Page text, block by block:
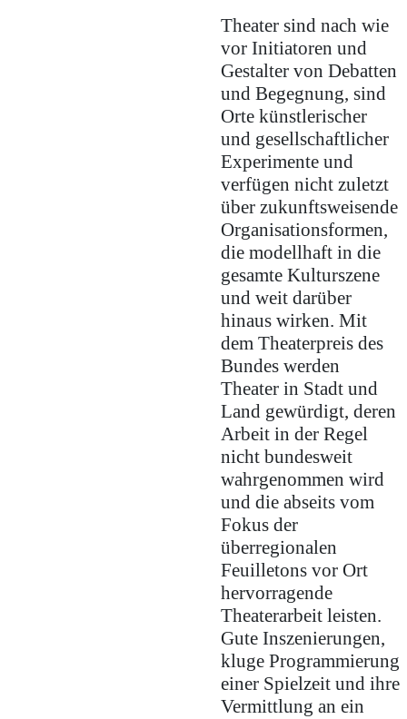
Theater sind nach wie
vor Initiatoren und
Gestalter von Debatten
und Begegnung, sind
Orte künstlerischer
und gesellschaftlicher
Experimente und
verfügen nicht zuletzt
über zukunftsweisende
Organisationsformen,
die modellhaft in die
gesamte Kulturszene
und weit darüber
hinaus wirken. Mit
dem Theaterpreis des
Bundes werden
Theater in Stadt und
Land gewürdigt, deren
Arbeit in der Regel
nicht bundesweit
wahrgenommen wird
und die abseits vom
Fokus der
überregionalen
Feuilletons vor Ort
hervorragende
Theaterarbeit leisten.
Gute Inszenierungen,
kluge Programmierung
einer Spielzeit und ihre
Vermittlung an ein